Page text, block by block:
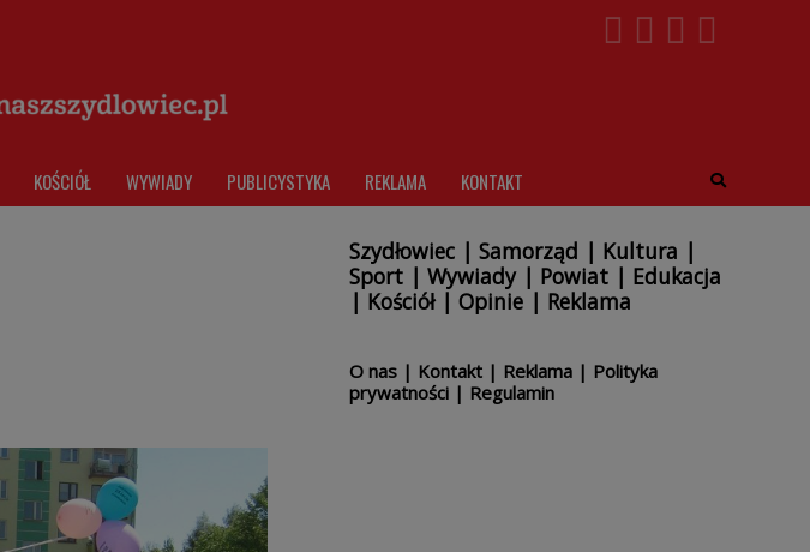
KOŚCIÓŁ WYWIADY PUBLICYSTYKA REKLAMA KONTAKT
Szydłowiec| Samorząd | Kultura |
Sport| Wywiady| Powiat| Edukacja
| Kościół| Opinie| Reklama
O nas| Kontakt| Reklama| Polityka
prywatności| Regulamin